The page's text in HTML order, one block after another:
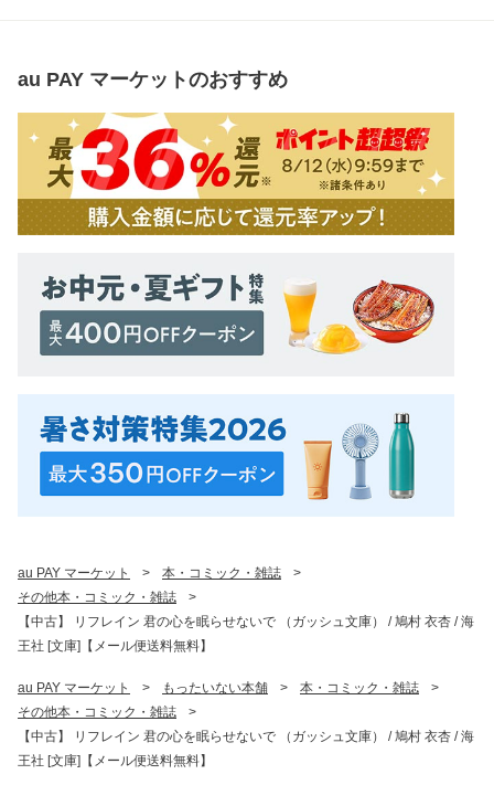
au PAY マーケットのおすすめ
au PAY マーケット > 本・コミック・雑誌
>
その他本・コミック・雑誌
>
【中古】 リフレイン 君の心を眠らせないで （ガッシュ文庫） / 鳩村 衣杏 / 海
王社 [文庫]【メール便送料無料】
au PAY マーケット > もったいない本舗 > 本・コミック・雑誌
>
その他本・コミック・雑誌
>
【中古】 リフレイン 君の心を眠らせないで （ガッシュ文庫） / 鳩村 衣杏 / 海
王社 [文庫]【メール便送料無料】